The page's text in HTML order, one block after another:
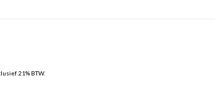
21% BTW.